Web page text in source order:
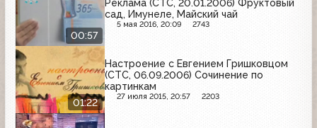
00:57
Реклама (СТС, 20.01.2006) Фруктовый
сад, Имунеле, Майский чай
5 мая 2016, 20:09 2743
01:22
Настроение с Евгением Гришковцом
(СТС, 06.09.2006) Сочинение по
картинкам
27 июля 2015, 20:57 2203